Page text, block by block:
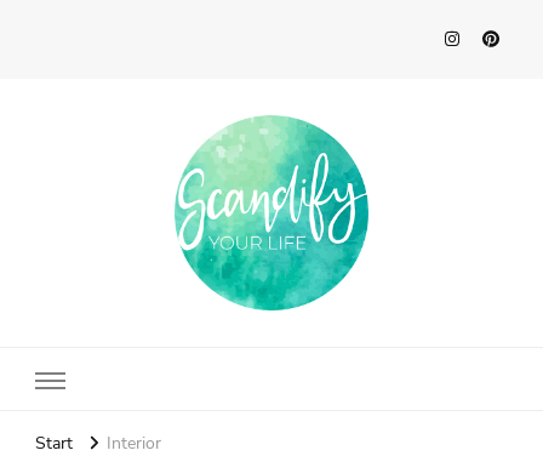
Start Interior